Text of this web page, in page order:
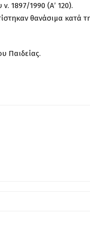
1897/1990 (Α’ 120).
θανάσιμα κατά
Παιδείας.